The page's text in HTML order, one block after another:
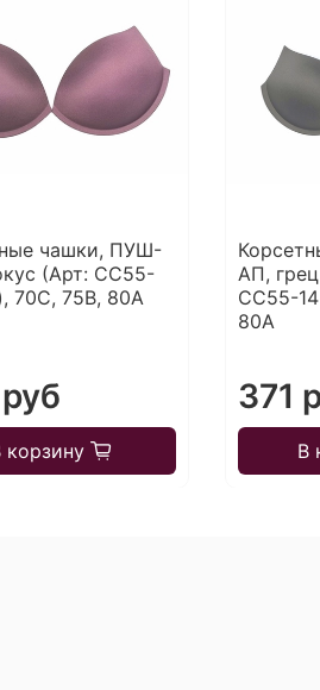
чашки, ПУШ-
(Арт: CC55-
70С, 75В, 80А
корзину
АП,
CC55-
80А
371
В